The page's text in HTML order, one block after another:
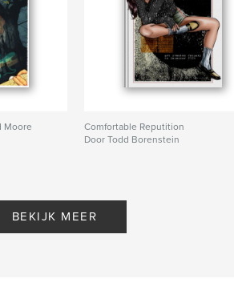
Moore
Comfortable Reputition
Door Todd Borenstein
BEKIJK MEER